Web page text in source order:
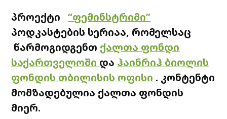
პროექტი“ფემინსტრიმი”
პოდკასტების სერიაა, რომელსაც
წარმოგიდგენთ ქალთა ფონდი
საქართველოში და ჰაინრიჰ ბიოლის
ფონდის თბილისის ოფისი . კონტენტი
მომზადებულია ქალთა ფონდის
მიერ.